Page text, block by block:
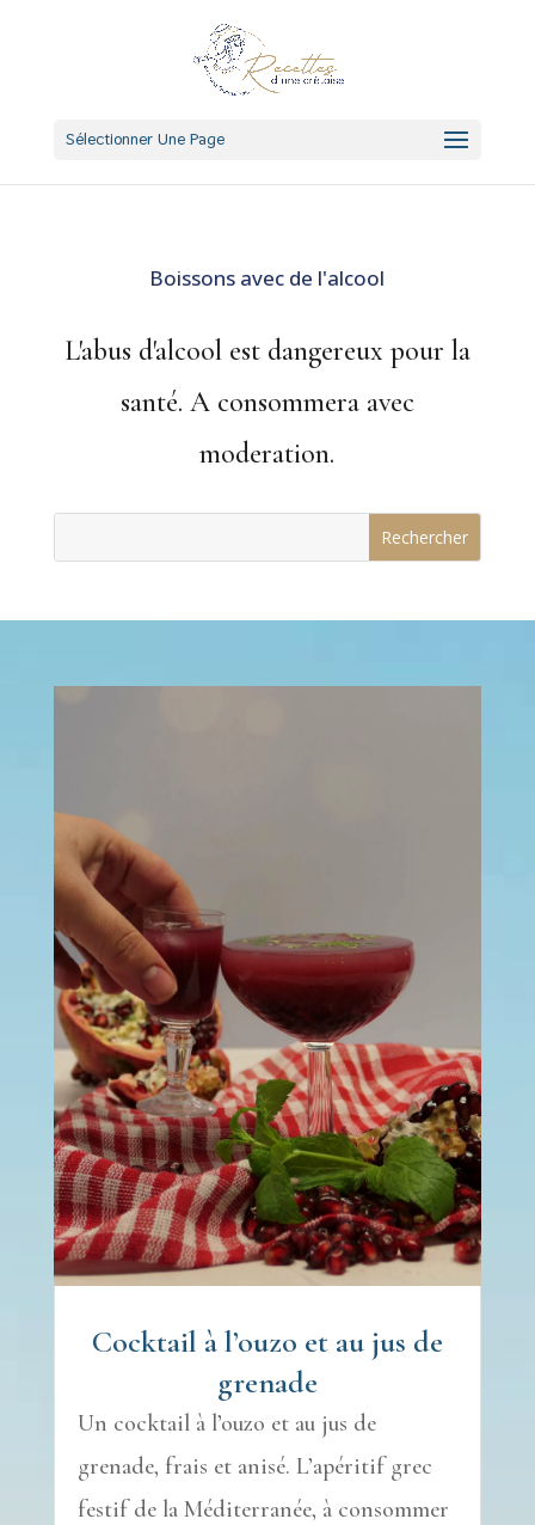
Sélectionner Une Page
Boissons avec de l'alcool
L'abus d'alcool est dangereux pour la
santé. A consommera avec
moderation.
Cocktail à l’ouzo et au jus de
grenade
Un cocktail à l’ouzo et au jus de
grenade, frais et anisé. L’apéritif grec
festif de la Méditerranée, à consommer